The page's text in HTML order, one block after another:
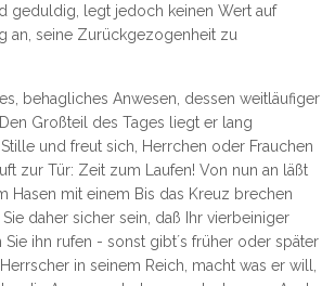
geduldig, legt jedoch keinen Wert auf
an, seine Zurückgezogenheit zu
behagliches Anwesen, dessen weitläufiger
Großteil des Tages liegt er lang
und freut sich, Herrchen oder Frauchen
zur Tür: Zeit zum Laufen! Von nun an läßt
Hasen mit einem Bis das Kreuz brechen
daher sicher sein, daß Ihr vierbeiniger
ihn rufen - sonst gibt´s früher oder später
in seinem Reich, macht was er will,